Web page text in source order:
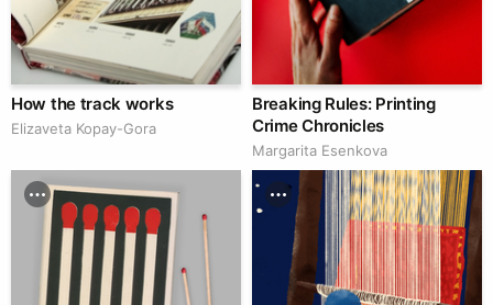
How the track works
Elizaveta Kopay-Gora
Breaking Rules: Printing
Crime Chronicles
Margarita Esenkova